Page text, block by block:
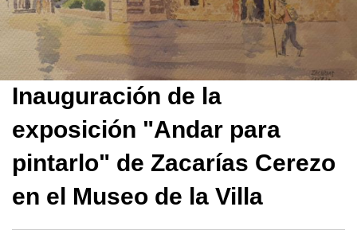
Inauguración de la
exposición "Andar para
pintarlo" de Zacarías Cerezo
en el Museo de la Villa